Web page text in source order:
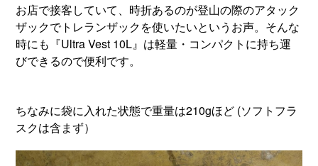
お店で接客していて、時折あるのが登山の際のアタック
ザックでトレランザックを使いたいというお声。そんな
時にも『Ultra Vest 10L』は軽量・コンパクトに持ち運
びできるので便利です。
ちなみに袋に入れた状態で重量は210gほど (ソフトフラ
スクは含まず）